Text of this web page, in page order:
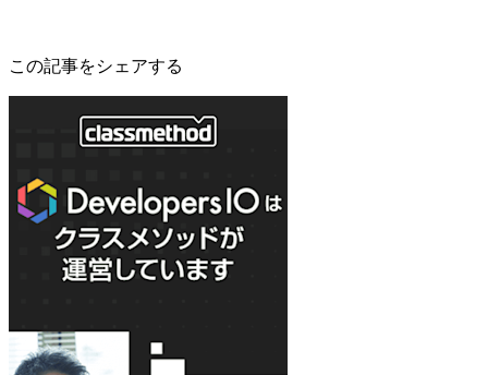
この記事をシェアする